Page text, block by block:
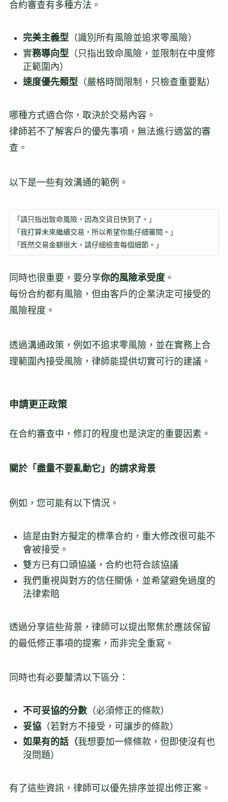
合約審查有多種方法。
完美主義型（識別所有風險並追求零風險）
實務導向型 （只指出致命風險，並限制在中度修
正範圍內）
速度優先類型（嚴格時間限制，只檢查重要點）
哪種方式適合你，取決於交易內容。
律師若不了解客戶的優先事項，無法進行適當的審
查。
以下是一些有效溝通的範例。
「請只指出致命風險，因為交貨日快到了。」
「我打算未來繼續交易，所以希望你能仔細審閱。」
「既然交易金額很大，請仔細檢查每個細節。」
同時也很重要，要分享你的風險承受度。
每份合約都有風險，但由客戶的企業決定可接受的
風險程度。
透過溝通政策，例如不追求零風險，並在實務上合
理範圍內接受風險，律師能提供切實可行的建議。
申請更正政策
在合約審查中，修訂的程度也是決定的重要因素。
關於「盡量不要亂動它」的請求背景
例如，您可能有以下情況。
這是由對方擬定的標準合約，重大修改很可能不
會被接受。
雙方已有口頭協議，合約也符合該協議
我們重視與對方的信任關係，並希望避免過度的
法律索賠
透過分享這些背景，律師可以提出聚焦於應該保留
的最低修正事項的提案，而非完全重寫。
同時也有必要釐清以下區分：
不可妥協的分數（必須修正的條款）
妥協（若對方不接受，可讓步的條款）
如果有的話（我想要加一條條款，但即使沒有也
沒問題）
有了這些資訊，律師可以優先排序並提出修正案。